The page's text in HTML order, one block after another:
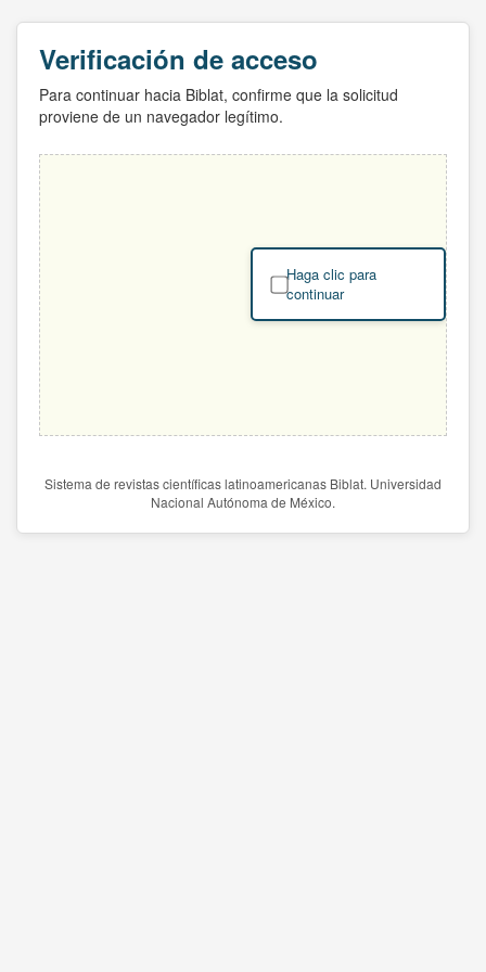
Verificación de acceso
Para continuar hacia Biblat, confirme que la solicitud
proviene de un navegador legítimo.
Haga clic para
continuar
Sistema de revistas científicas latinoamericanas Biblat. Universidad
Nacional Autónoma de México.